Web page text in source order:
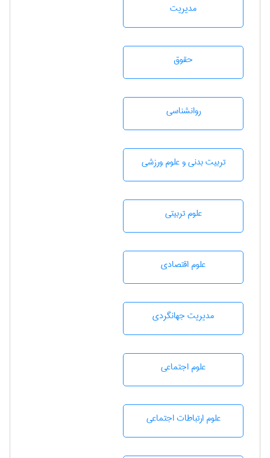
مديريت
حقوق
روانشناسی
تربيت بدنی و علوم ورزشی
علوم تربيتی
علوم اقتصادی
مديريت جهانگردی
علوم اجتماعی
علوم ارتباطات اجتماعی